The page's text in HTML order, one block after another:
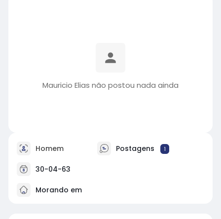
Mauricio Elias não postou nada ainda
Homem Postagens 1
30-04-63
Morando em